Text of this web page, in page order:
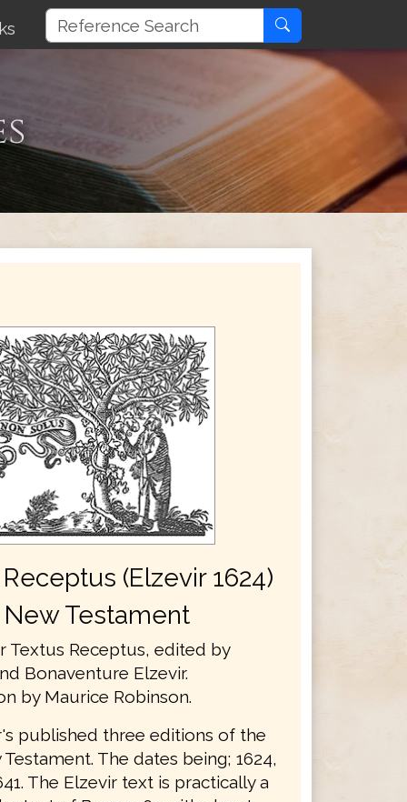
(Elzevir 1624)
New Testament
Textus Receptus, edited by
Bonaventure Elzevir.
by Maurice Robinson.
published three editions of the
The dates being; 1624,
The Elzevir text is practically a